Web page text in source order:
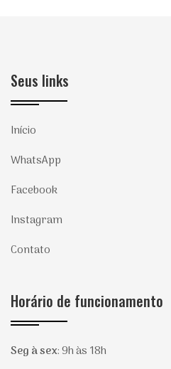
Seus links
Início
WhatsApp
Facebook
Instagram
Contato
Horário de funcionamento
Seg à sex:9h às 18h